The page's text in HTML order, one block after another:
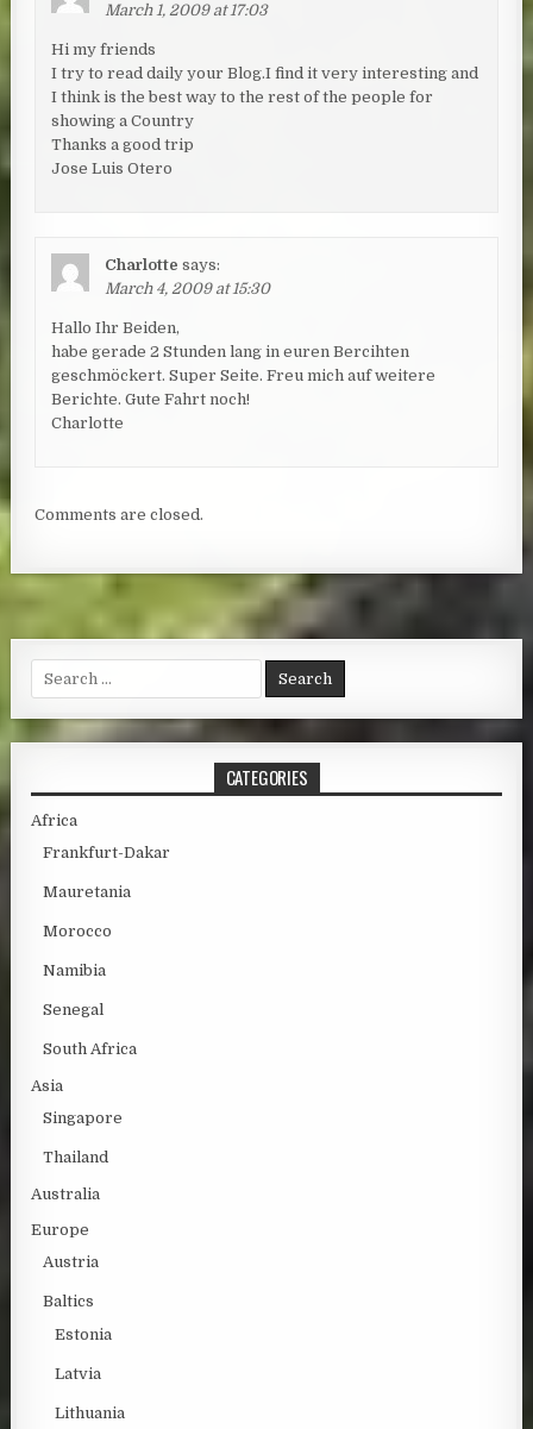
March 1, 2009 at 17:03
Hi my friends
I try to read daily your Blog.I find it very interesting and
I think is the best way to the rest of the people for
showing a Country
Thanks a good trip
Jose Luis Otero
Charlotte says:
March 4, 2009 at 15:30
Hallo Ihr Beiden,
habe gerade 2 Stunden lang in euren Bercihten
geschmöckert. Super Seite. Freu mich auf weitere
Berichte. Gute Fahrt noch!
Charlotte
Comments are closed.
Search for:
CATEGORIES
Africa
Frankfurt-Dakar
Mauretania
Morocco
Namibia
Senegal
South Africa
Asia
Singapore
Thailand
Australia
Europe
Austria
Baltics
Estonia
Latvia
Lithuania